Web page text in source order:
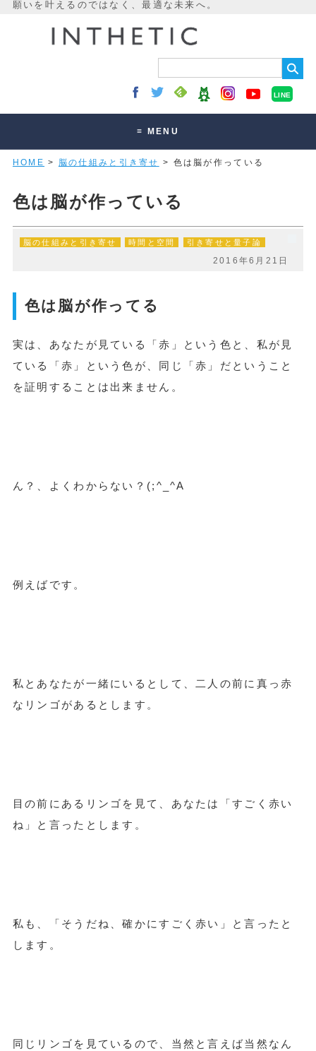
LINE
≡ MENU
未来最適化とは
読みもの
HOME > 脳の仕組みと引き寄せ > 色は脳が作っている
色は脳が作っている
脳の仕組みと引き寄せ 時間と空間 引き寄せと量子論
2016年6月21日
色は脳が作ってる
実は、あなたが見ている「赤」という色と、私が見
ている「赤」という色が、同じ「赤」だということ
を証明することは出来ません。
ん？、よくわからない？(;^_^A
例えばです。
私とあなたが一緒にいるとして、二人の前に真っ赤
なリンゴがあるとします。
目の前にあるリンゴを見て、あなたは「すごく赤い
ね」と言ったとします。
私も、「そうだね、確かにすごく赤い」と言ったと
します。
同じリンゴを見ているので、当然と言えば当然なん